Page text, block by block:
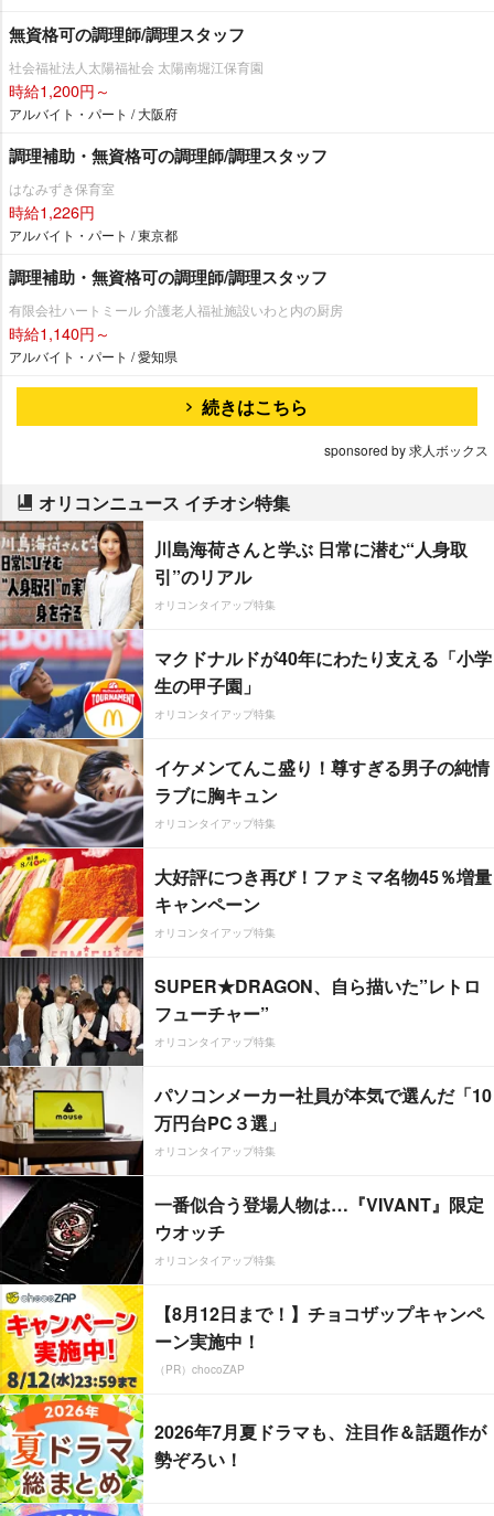
無資格可の調理師/調理スタッフ
社会福祉法人太陽福祉会 太陽南堀江保育園
時給1,200円～
アルバイト・パート / 大阪府
調理補助・無資格可の調理師/調理スタッフ
はなみずき保育室
時給1,226円
アルバイト・パート / 東京都
調理補助・無資格可の調理師/調理スタッフ
有限会社ハートミール 介護老人福祉施設いわと内の厨房
時給1,140円～
アルバイト・パート / 愛知県
続きはこちら
sponsored by 求人ボックス
オリコンニュース イチオシ特集
川島海荷さんと学ぶ 日常に潜む“人身取
引”のリアル
オリコンタイアップ特集
マクドナルドが40年にわたり支える「小学
生の甲子園」
オリコンタイアップ特集
イケメンてんこ盛り！尊すぎる男子の純情
ラブに胸キュン
オリコンタイアップ特集
大好評につき再び！ファミマ名物45％増量
キャンペーン
オリコンタイアップ特集
SUPER★DRAGON、自ら描いた”レトロ
フューチャー”
オリコンタイアップ特集
パソコンメーカー社員が本気で選んだ「10
万円台PC３選」
オリコンタイアップ特集
一番似合う登場人物は…『VIVANT』限定
ウオッチ
オリコンタイアップ特集
【8月12日まで！】チョコザップキャンペ
ーン実施中！
（PR）chocoZAP
2026年7月夏ドラマも、注目作＆話題作が
勢ぞろい！